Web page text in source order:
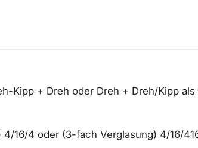
Kipp + Dreh oder Dreh + Dreh/Kipp als
16/4 oder (3-fach Verglasung) 4/16/